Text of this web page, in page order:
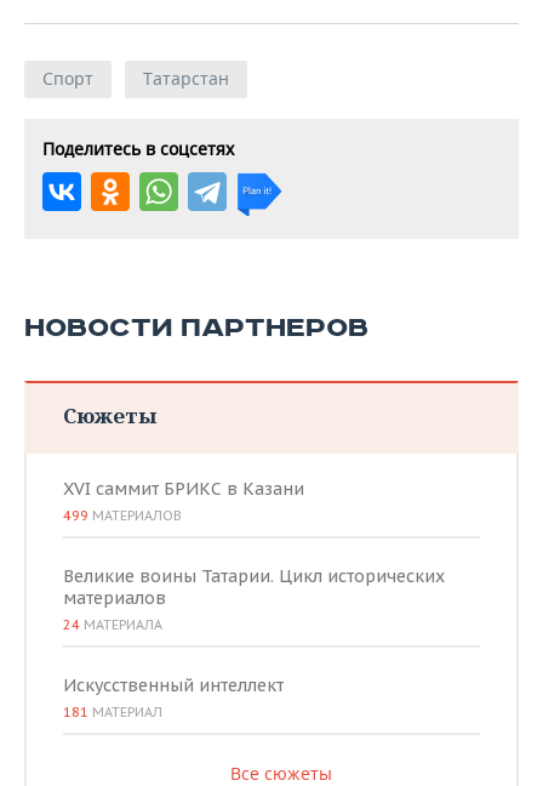
Спорт Татарстан
Поделитесь в соцсетях
НОВОСТИ ПАРТНЕРОВ
Сюжеты
XVI саммит БРИКС в Казани
499 МАТЕРИАЛОВ
Великие воины Татарии. Цикл исторических
материалов
24 МАТЕРИАЛА
Искусственный интеллект
181 МАТЕРИАЛ
Все сюжеты